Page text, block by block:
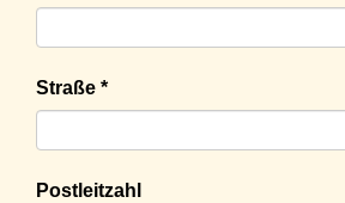
Straße *
Postleitzahl